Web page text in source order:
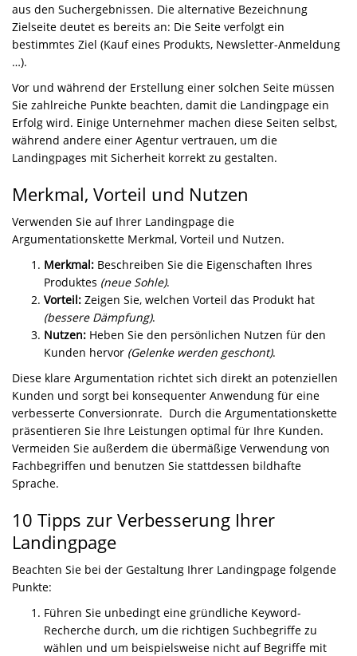
aus den Suchergebnissen. Die alternative Bezeichnung
Zielseite deutet es bereits an: Die Seite verfolgt ein
bestimmtes Ziel (Kauf eines Produkts, Newsletter-Anmeldung
…).
Vor und während der Erstellung einer solchen Seite müssen
Sie zahlreiche Punkte beachten, damit die Landingpage ein
Erfolg wird. Einige Unternehmer machen diese Seiten selbst,
während andere einer Agentur vertrauen, um die
Landingpages mit Sicherheit korrekt zu gestalten.
Merkmal, Vorteil und Nutzen
Verwenden Sie auf Ihrer Landingpage die
Argumentationskette Merkmal, Vorteil und Nutzen.
Merkmal: Beschreiben Sie die Eigenschaften Ihres
Produktes (neue Sohle).
Vorteil: Zeigen Sie, welchen Vorteil das Produkt hat
(bessere Dämpfung).
Nutzen: Heben Sie den persönlichen Nutzen für den
Kunden hervor (Gelenke werden geschont).
Diese klare Argumentation richtet sich direkt an potenziellen
Kunden und sorgt bei konsequenter Anwendung für eine
verbesserte Conversionrate. Durch die Argumentationskette
präsentieren Sie Ihre Leistungen optimal für Ihre Kunden.
Vermeiden Sie außerdem die übermäßige Verwendung von
Fachbegriffen und benutzen Sie stattdessen bildhafte
Sprache.
10 Tipps zur Verbesserung Ihrer
Landingpage
Beachten Sie bei der Gestaltung Ihrer Landingpage folgende
Punkte:
Führen Sie unbedingt eine gründliche Keyword-
Recherche durch, um die richtigen Suchbegriffe zu
wählen und um beispielsweise nicht auf Begriffe mit